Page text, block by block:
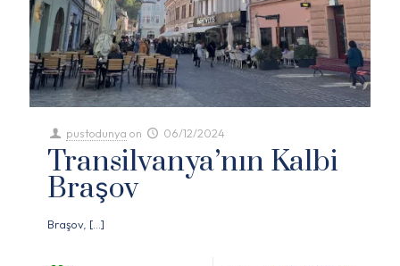
pustodunya on 06/12/2024
Transilvanya’nın Kalbi
Braşov
Braşov, […]